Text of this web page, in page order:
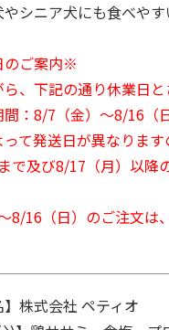
やシニア犬にも食べやす
ご案内※
、下記の通り休業日と
間：8/7（金）～8/16（日
て発送日が異なります
で及び8/17（月）以
8/16（日）のご注文
】株式会社 ペティオ